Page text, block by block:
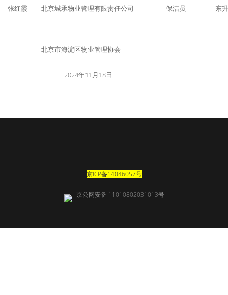
张红霞 北京城承物业管理有限责任公司 保洁员 东
北京市海淀区物业管理协会
2024年11月18日
京ICP备14046057号
京公网安备 11010802031013号